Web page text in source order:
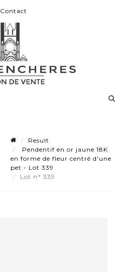
Contact
Result
Pendentif en or jaune 18K
en forme de fleur centré d'une
pet - Lot 339
Lot n° 339